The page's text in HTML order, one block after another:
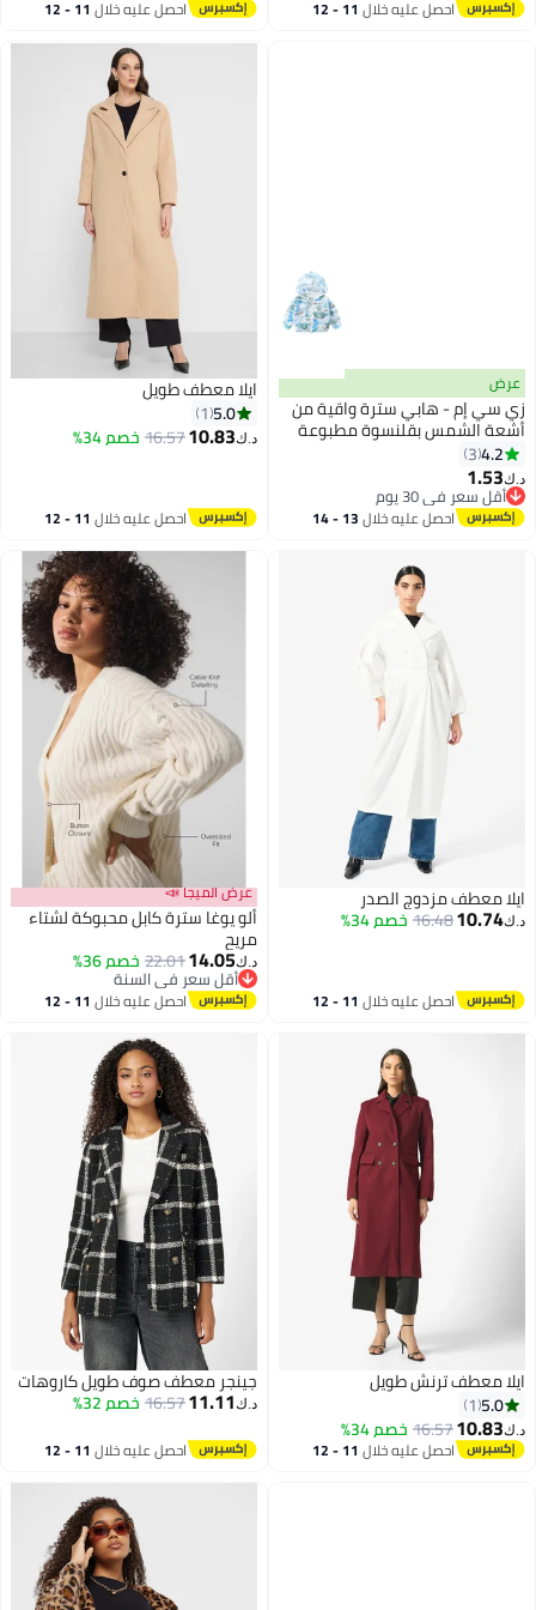
احصل عليه خلال 11 - 12 احصل عليه خلال 11 - 12
4
عرض
زي سي إم - هابي سترة واقية من
أشعة الشمس بقلنسوة مطبوعة
للأطفال / الأطفال ، حماية خفيفة
الوزن للأشعة فوق البنفسجية
مسامية
4.2
3
د.ك‏1.53
أقل سعر في 30 يوم
أقل سعر في 30 يوماحصل عليه خلال 13 - 14
ايلا معطف طويل
5.0
1
د.ك‏10.83
16.57خصم 34%
احصل عليه خلال 11 - 12
ايلا معطف مزدوج الصدر
د.ك‏10.74
16.48خصم 34%
احصل عليه خلال 11 - 12
عرض الميجا 📣
ألو يوغا سترة كابل محبوكة لشتاء
مريح
د.ك‏14.05
22.01خصم 36%
أقل سعر في السنة
أقل سعر في السنة
احصل عليه خلال 11 - 12
ايلا معطف ترنش طويل
5.0
1
د.ك‏10.83
16.57خصم 34%
احصل عليه خلال 11 - 12
جينجر معطف صوف طويل كاروهات
د.ك‏11.11
16.57خصم 32%
احصل عليه خلال 11 - 12